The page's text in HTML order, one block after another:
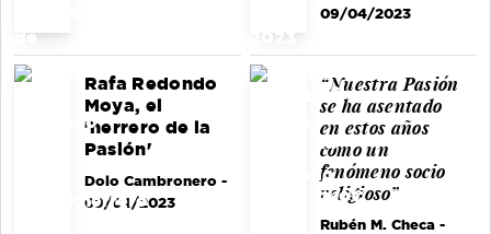
09/04/2023
Rafa Redondo
Moya, el
'herrero de la
Pasión'
Dolo Cambronero-
09/04/2023
“Nuestra Pasión
se ha asentado
en estos años
como un
fenómeno socio
religioso”
Rubén M. Checa-